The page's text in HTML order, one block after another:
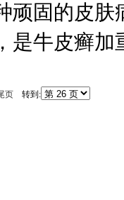
顽固的皮
是牛皮癣
页 转到: